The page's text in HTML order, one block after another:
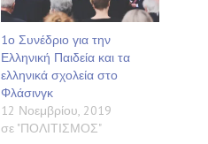
1ο Συνέδριο για την
Ελληνική Παιδεία και τα
ελληνικά σχολεία στο
Φλάσινγκ
12 Νοεμβρίου, 2019
σε "ΠΟΛΙΤΙΣΜΟΣ"